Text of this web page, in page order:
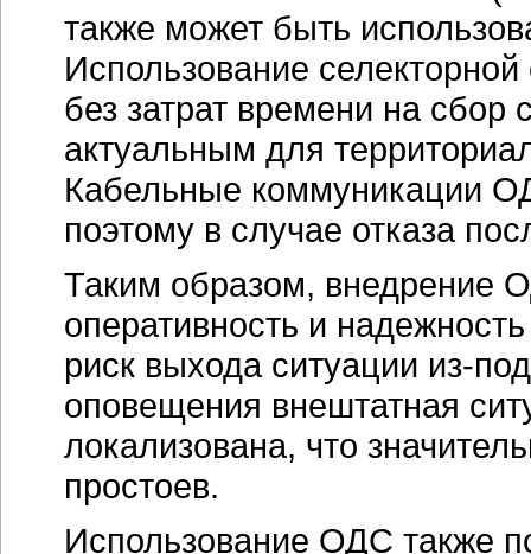
также может быть
Использование
без затрат времени на сбор
актуальным для
Кабельные коммуникации
поэтому в случае отказа
Таким образом, внедрение
оперативность и
риск выхода ситуации из-
оповещения внештатная
локализована, что
простоев.
Использование ОДС также